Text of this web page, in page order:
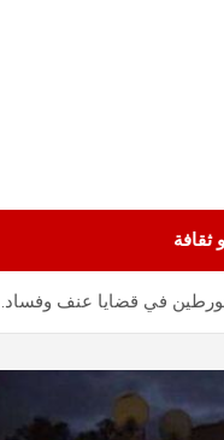
ثقافة
في قضايا عنف وفساد.